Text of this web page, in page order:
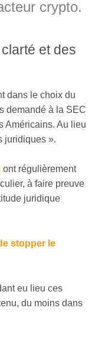
crypto.
et des
dans le choix du
demandé à la SEC
Américains. Au lieu
juridiques ».
ont régulièrement
à faire preuve
juridique
stopper le
eu lieu ces
du moins dans